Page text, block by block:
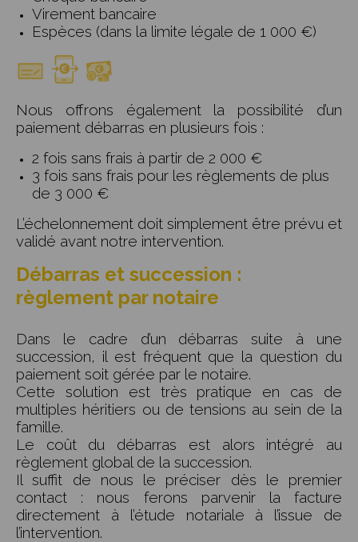
Virement bancaire
Espèces (dans la limite légale de 1 000 €)
Nous offrons également la possibilité d’un
paiement débarras en plusieurs fois :
2 fois sans frais à partir de 2 000 €
3 fois sans frais pour les règlements de plus
de 3 000 €
L’échelonnement doit simplement être prévu et
validé avant notre intervention.
Débarras et succession :
règlement par notaire
Dans le cadre d’un débarras suite à une
succession, il est fréquent que la question du
paiement soit gérée par le notaire.
Cette solution est très pratique en cas de
multiples héritiers ou de tensions au sein de la
famille.
Le coût du débarras est alors intégré au
règlement global de la succession.
Il suffit de nous le préciser dès le premier
contact : nous ferons parvenir la facture
directement à l’étude notariale à l’issue de
l’intervention.